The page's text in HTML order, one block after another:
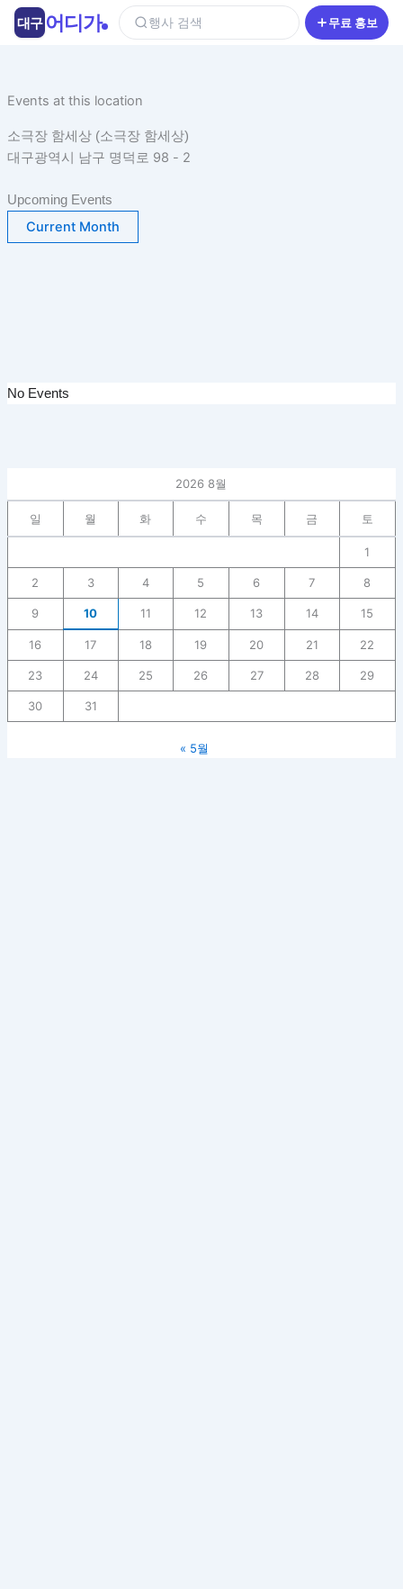
건
뛰
기
Events at this location
소극장 함세상 (소극장 함세상)
대구광역시 남구 명덕로 98 - 2
Upcoming Events
Current Month
No Events
2026 8월
일 월 화 수 목 금 토
1
2 3 4 5 6 7 8
9 10 11 12 13 14 15
16 17 18 19 20 21 22
23 24 25 26 27 28 29
30 31
« 5월
대구 어디가 행사 검색 무료 홍보